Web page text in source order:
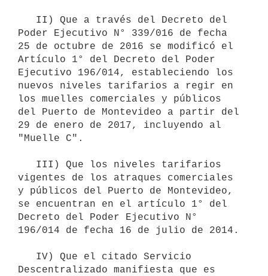
Poder Ejecutivo N° 339/016 de fecha
25 de octubre de 2016 se modificó el
Artículo 1° del Decreto del Poder
Ejecutivo 196/014, estableciendo los
nuevos niveles tarifarios a regir en
los muelles comerciales y públicos
del Puerto de Montevideo a partir del
29 de enero de 2017, incluyendo al
"Muelle C".
vigentes de los atraques comerciales
y públicos del Puerto de Montevideo,
se encuentran en el artículo 1° del
Decreto del Poder Ejecutivo N°
196/014 de fecha 16 de julio de 2014.
Descentralizado manifiesta que es